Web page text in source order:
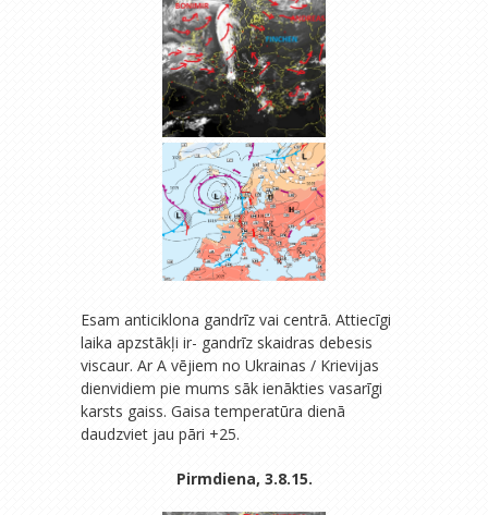
Esam anticiklona gandrīz vai centrā. Attiecīgi
laika apzstākļi ir- gandrīz skaidras debesis
viscaur. Ar A vējiem no Ukrainas / Krievijas
dienvidiem pie mums sāk ienākties vasarīgi
karsts gaiss. Gaisa temperatūra dienā
daudzviet jau pāri +25.
Pirmdiena, 3.8.15.